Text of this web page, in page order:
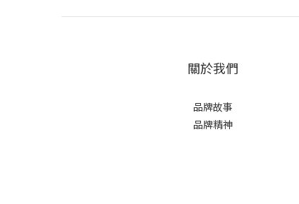
關於我們
品牌故事
品牌精神